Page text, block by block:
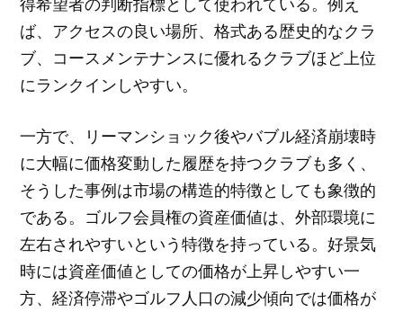
ば、アクセスの良い場所、格式ある歴史的なクラ
ブ、コースメンテナンスに優れるクラブほど上位
にランクインしやすい。
一方で、リーマンショック後やバブル経済崩壊時
に大幅に価格変動した履歴を持つクラブも多く、
そうした事例は市場の構造的特徴としても象徴的
である。ゴルフ会員権の資産価値は、外部環境に
左右されやすいという特徴を持っている。好景気
時には資産価値としての価格が上昇しやすい一
方、経済停滞やゴルフ人口の減少傾向では価格が